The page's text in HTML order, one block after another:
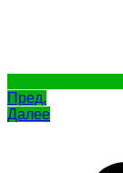
Пред.
Далее